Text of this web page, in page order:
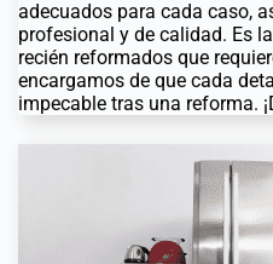
adecuados para cada caso,
profesional y de calidad. Es
recién reformados que
encargamos de que cada
impecable tras una reforma.